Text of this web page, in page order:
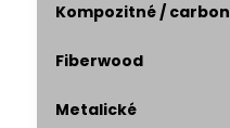
Kompozitné / carbon
Fiberwood
Metalické